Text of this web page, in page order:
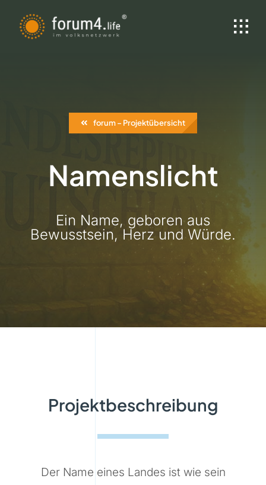
Inhalt
forum – Projektübersicht
Namenslicht
Ein Name, geboren aus
Bewusstsein, Herz und Würde.
Projektbeschreibung
Der Name eines Landes ist wie sein